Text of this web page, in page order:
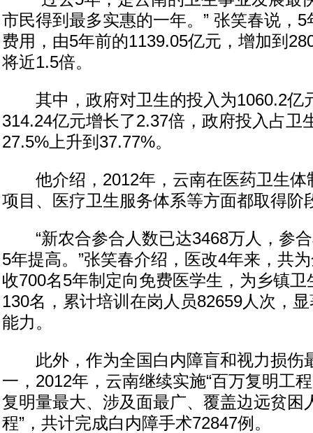
市民得到最多实惠的一年。” 张笑春说，
费用，由5年前的1139.05亿元，增加到
将近1.5倍。
其中，政府对卫生的投入为1060.2亿
314.24亿元增长了2.37倍，政府投入占卫
27.5%上升到37.77%。
他介绍，2012年，云南在医药卫生体
项目、医疗卫生服务体系等方面都取得阶
“新农合参合人数已达3468万人，参合
5年提高。”张笑春介绍，医改4年来，共
收700名5年制定向免费医学生，为乡镇
130名，累计培训在岗人员82659人次，
能力。
此外，作为全国白内障盲和视力损伤
一，2012年，云南继续实施“百万复明工
复明量最大、涉及面最广、覆盖边远贫困
程”，共计完成白内障手术72847例。